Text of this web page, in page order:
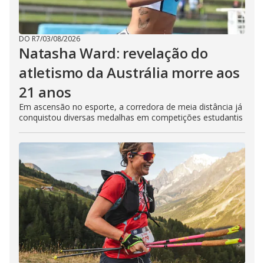
DO R7/03/08/2026
Natasha Ward: revelação do
atletismo da Austrália morre aos
21 anos
Em ascensão no esporte, a corredora de meia distância já
conquistou diversas medalhas em competições estudantis